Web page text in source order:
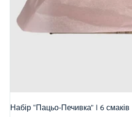
Набір “Пацьо-Печивка” | 6 смаків